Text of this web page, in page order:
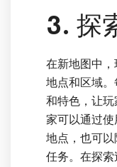
3. 探
在新地图中
地点和区域
和特色，让
家可以通过
地点，也可
任务。在探